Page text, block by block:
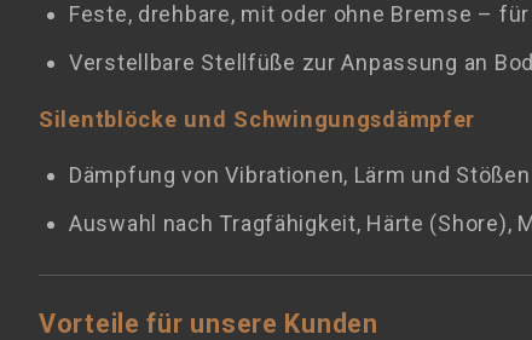
Feste, drehbare, mit oder ohne Bremse –
Verstellbare Stellfüße zur Anpassung an
Silentblöcke und Schwingungsdämpfer
Dämpfung von Vibrationen, Lärm und
Auswahl nach Tragfähigkeit, Härte (Shore),
Vorteile für unsere Kunden